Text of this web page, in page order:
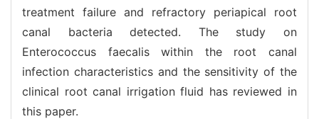
treatment failure and refractory periapical root
canal bacteria detected. The study on
Enterococcus faecalis within the root canal
infection characteristics and the sensitivity of the
clinical root canal irrigation fluid has reviewed in
this paper.